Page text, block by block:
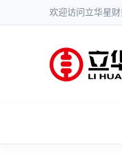
欢迎访问立华星财